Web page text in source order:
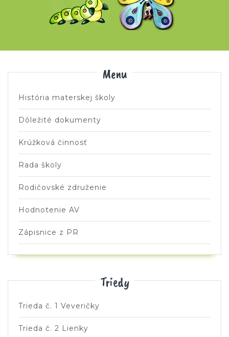
Menu
História materskej školy
Dôležité dokumenty
Krúžková činnosť
Rada školy
Rodičovské združenie
Hodnotenie AV
Zápisnice z PR
Triedy
Trieda č. 1 Veveričky
Trieda č. 2 Lienky